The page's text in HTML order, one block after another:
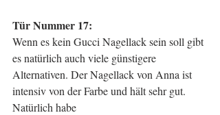
Tür Nummer 17:
Wenn es kein Gucci Nagellack sein soll gibt
es natürlich auch viele günstigere
Alternativen. Der Nagellack von Anna ist
intensiv von der Farbe und hält sehr gut.
Natürlich habe